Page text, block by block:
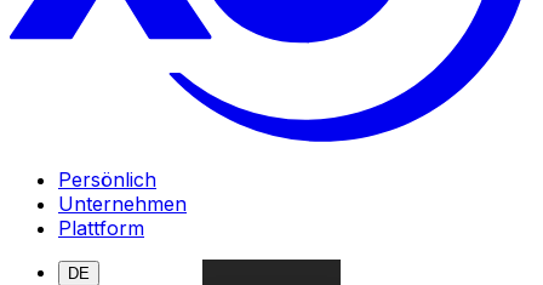
Persönlich
Unternehmen
Plattform
DE